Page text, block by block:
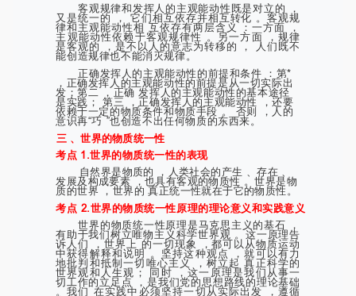
客观规律和发挥人的主观能动性既是对立的 ，
又是统一的 ， 它们相互依存并相互转化 。客观规
律和主观能动性相 互依存有两层含义 ：一方面 ，
主观能动性依赖于客观规律性 。另一方面 ，规律
是客观的 ，是不以人的意志为转移的 ， 人们既不
能创造规律也不能消灭规律。
正确发挥人的主观能动性的前提和条件 ：第*
，正确发挥人的主观能动性的前提是从一切实际出
发；第二 ，正确 发挥人的主观能动性的基本途径
是实践； 第三 ，正确发挥人的主观能动性 ，还要
依赖于一定的物质条件和物质手段 。 否则 ，人的
意识再“巧 ”也创造不出任何物质的东西来。
三 、世界的物质统一性
考点 1.世界的物质统一性的表现
自然界是物质的 ，人类社会的产生 、存在 、
发展及构成要素 ，也具有客观的物质性 。世界是物
质的世界 ，世界的 真正统一性就在于它的物质性。
考点 2.世界的物质统一性原理的理论意义和实践意义
世界的物质统一性原理是马克思主义的基石 ，
有助于我们树立唯物主义科学世界观 。这一原理告
诉人们 ，世界上 的一切现象 ，都可以从物质运动
中获得解释和说明 。坚持这种观点 ，就可以有力
地批判和抵制一切唯心主义 ，树立起 真正科学的
世界观和人生观； 同时 ，这一原理是我们从事一
切工作的立足点 ，是我们党的思想路线的理论基础
。我们 在实践中必须坚持一切从实际出发 ，遵循